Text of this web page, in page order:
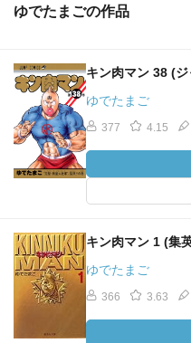
ゆでたまごの作品
キン肉マン 38 (
ゆでたまご
377 4.15
キン肉マン 1 (集
ゆでたまご
366 3.63